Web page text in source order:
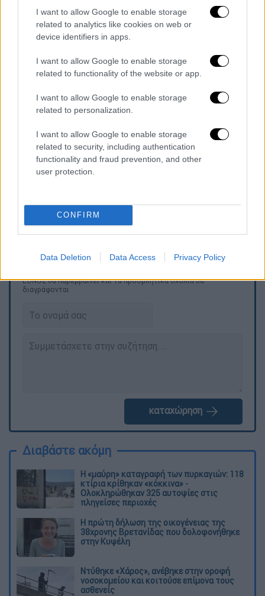
I want to allow Google to enable storage
related to analytics like cookies on web or
device identifiers in apps.
I want to allow Google to enable storage
related to functionality of the website or app.
I want to allow Google to enable storage
related to personalization.
I want to allow Google to enable storage
related to security, including authentication
functionality and fraud prevention, and other
user protection.
CONFIRM
Data Deletion Data Access Privacy Policy
Η δίκη διεξάγεται σε μια ιδιαίτερα βαριά
ατμόσφαιρα στην Αλεξανδρούπολη
των κατηγορουμένων βρίσκονται οι
τέσσερις γονείς των δύο ανηλίκων
φέρονται να προέβησαν στη σεξουαλική
κακοποίησητου συμμαθητή τους, καθώς και
επίβλεψης τη συγκεκριμένη ημέρα στο
νηπιαγωγείο.
ακροαματική διαδικασία
υπέστη την κακοποίηση και βρίσκεται σε
εξέλιξη.
ΕΘΝΟΣ θα παρεμβαίνει και τα προσβλητικά σχόλια θα
διαγράφονται
καταχώρηση
Διαβάστε ακόμη
Η «μαύρη» καταγραφή των πυρκαγιών: 118
κτίρια κρίθηκαν «κόκκινα» -
Ολοκληρώθηκαν 325 αυτοψίες στις
πληγείσες περιοχές
Η πρώτη δήλωση της οικογένειας της
38χρονης Βρετανίδας που δολοφονήθηκε
στην Κυψέλη
Ντύθηκε «Χάρος», ανέβηκε στην οροφή
νοσοκομείου και κοιτούσε επίμονα τους
ασθενείς